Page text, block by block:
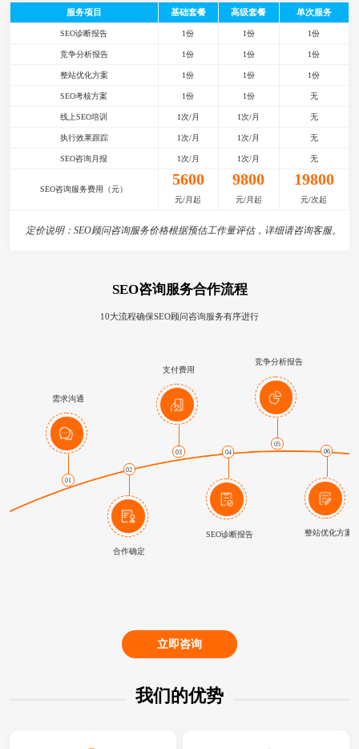
服务项目 基础套餐 高级套餐 单次服务
SEO诊断报告 1份 1份 1份
竞争分析报告 1份 1份 1份
整站优化方案 1份 1份 1份
SEO考核方案 1份 1份 无
线上SEO培训 1次/月 1次/月 无
执行效果跟踪 1次/月 1次/月 无
SEO咨询月报 1次/月 1次/月 无
SEO咨询服务费用（元）
5600
元/月起
9800
元/月起
19800
元/次起
定价说明：SEO顾问咨询服务价格根据预估工作量评估，详细请咨询客服。
SEO咨询服务合作流程
10大流程确保SEO顾问咨询服务有序进行
需求沟通
01
02
合作确定
支付费用
03 04
SEO诊断报告
竞争分析报告
05
06
整站优化方案
立即咨询
我们的优势